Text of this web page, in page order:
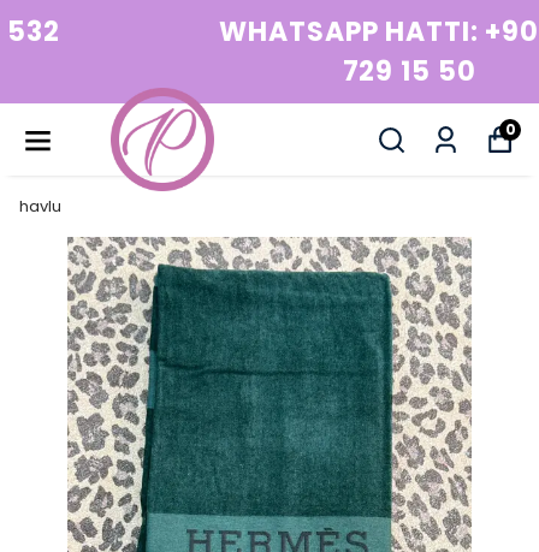
WHATSAPP HATTI: +90 532
0
havlu